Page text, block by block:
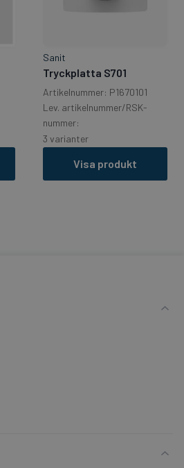
Sanit
Tryckplatta S701
Artikelnummer: P1670101
Lev. artikelnummer/RSK-
nummer:
3 varianter
Visa produkt